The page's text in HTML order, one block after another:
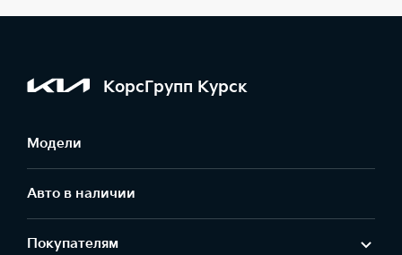
КорсГрупп Курск
Модели
Авто в наличии
Покупателям